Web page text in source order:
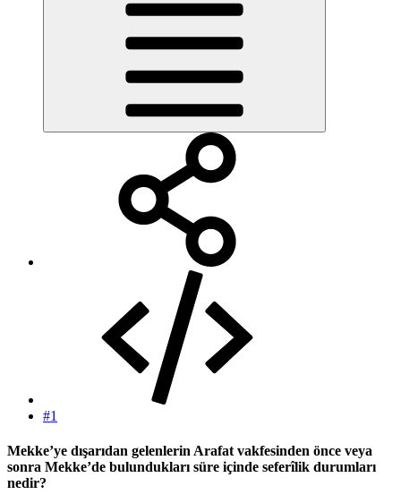
#1
Mekke’ye dışarıdan gelenlerin Arafat vakfesinden önce veya
sonra Mekke’de bulundukları süre içinde seferîlik durumları
nedir?​